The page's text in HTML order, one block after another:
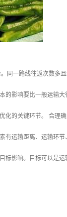
同一路线往返次数多
影响要比一般运输
化的关键环节。 合理
有运输距离、运输环
标影响。目标可以是